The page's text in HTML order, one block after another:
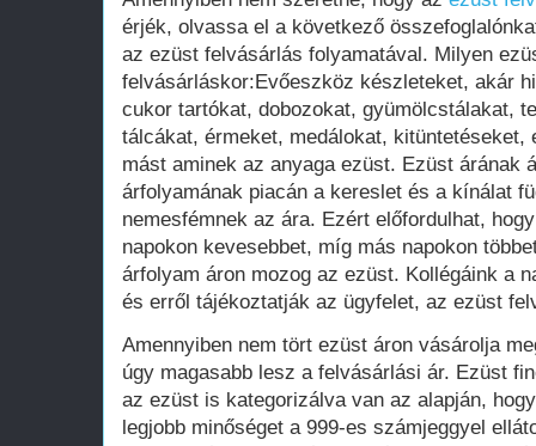
érjék, olvassa el a következő
az ezüst felvásárlás folyamatával. Milyen
felvásárláskor:Evőeszköz készleteket, akár
cukor tartókat, dobozokat, gyümölcstálakat,
tálcákat, érmeket, medálokat, kitüntetéseket,
mást aminek az anyaga ezüst. Ezüst árának
árfolyamának piacán a kereslet és a kínálat
nemesfémnek az ára. Ezért előfordulhat,
napokon kevesebbet, míg más napokon
árfolyam áron mozog az ezüst. Kollégáink a
és erről tájékoztatják az ügyfelet, az ezüst
Amennyiben nem tört ezüst áron vásárolja
úgy magasabb lesz a felvásárlási ár. Ezüst
az ezüst is kategorizálva van az alapján,
legjobb minőséget a 999-es számjeggyel